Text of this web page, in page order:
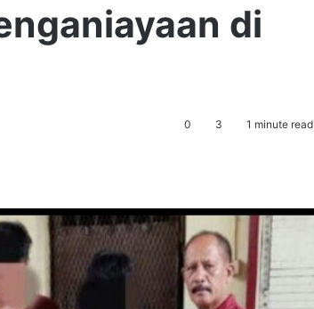
di
0 3 1 minute read